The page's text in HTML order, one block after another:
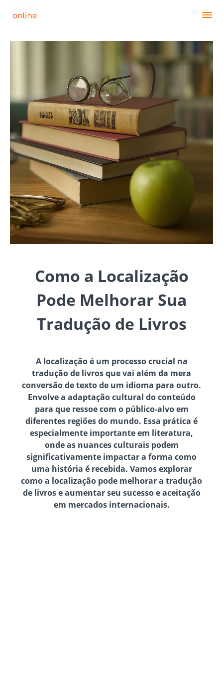
Como a Localização
Pode Melhorar Sua
Tradução de Livros
A localização é um processo crucial na
tradução de livros que vai além da mera
conversão de texto de um idioma para outro.
Envolve a adaptação cultural do conteúdo
para que ressoe com o público-alvo em
diferentes regiões do mundo. Essa prática é
especialmente importante em literatura,
onde as nuances culturais podem
significativamente impactar a forma como
uma história é recebida. Vamos explorar
como a localização pode melhorar a tradução
de livros e aumentar seu sucesso e aceitação
em mercados internacionais.